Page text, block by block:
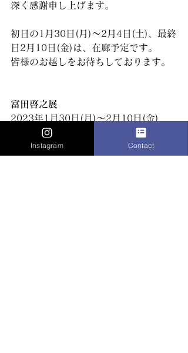
深く感謝申し上げます。
初日の1月30日(月)〜2月4日(土)、最終
日2月10日(金)は、在廊予定です。
皆様のお越しをお待ちしております。
富田啓之展
2023年1月30日(月)〜2月10日(金)
11:00〜18:00
※日曜休廊・最終日
16:00まで
Instagram Contact